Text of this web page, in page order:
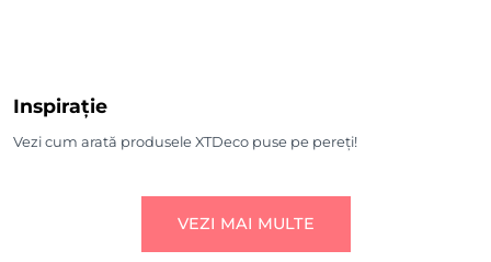
Inspirație
Vezi cum arată produsele XTDeco puse pe pereți!
VEZI MAI MULTE